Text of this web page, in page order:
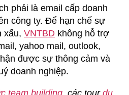
phải là email cấp doanh
công ty. Để hạn chế sự
xấu, VNTBD không hỗ trợ
yahoo mail, outlook,
được sự thông cảm và
doanh nghiệp.
team building, các tour du